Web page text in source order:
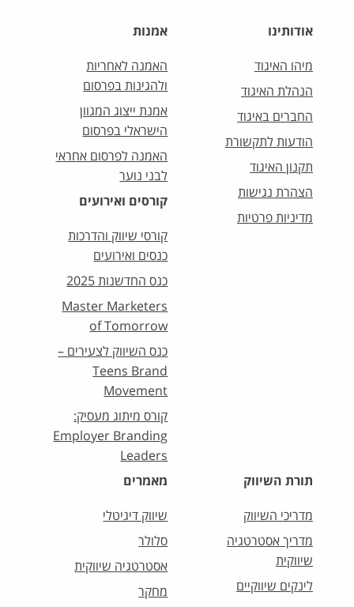
אודותינו
מיהו האיגוד
הנהלת האיגוד
החברים באיגוד
הודעות לתקשורת
תקנון האיגוד
הצהרת נגישות
מדיניות פרטיות
אמנות
האמנה לאחריות
ולהגינות בפרסום
אמנת ייצוג המגוון
הישראלי בפרסום
האמנה לפרסום אחראי
לבני נוער
קורסים ואירועים
קורסי שיווק והדרכות
כנסים ואירועים
כנס החדשנות 2025
Master Marketers
of Tomorrow
כנס השיווק לצעירים –
Teens Brand
Movement
קורס מיתוג מעסיק:
Employer Branding
Leaders
תורת השיווק
מדריכי השיווק
מדריך אסטרטגיה
שיווקית
לינקים שיווקיים
מאמרים
שיווק דיגיטלי
סלולר
אסטרטגיה שיווקית
מחקר